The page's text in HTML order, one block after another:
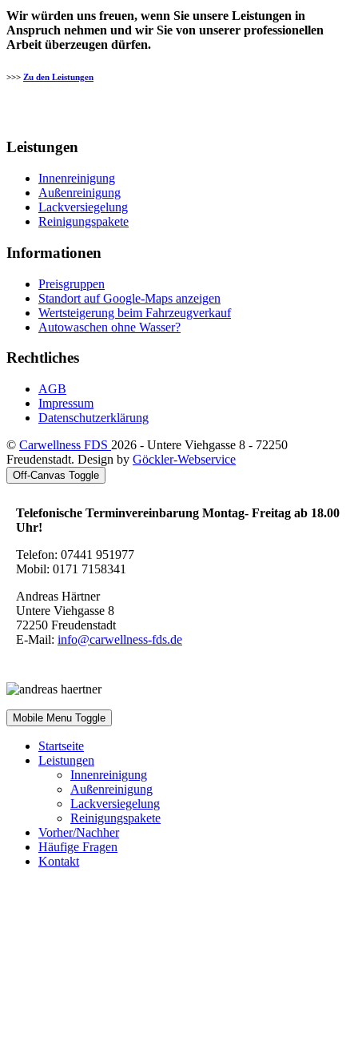
Wir würden uns freuen, wenn Sie unsere Leistungen in
Anspruch nehmen und wir Sie von unserer professionellen
Arbeit überzeugen dürfen.
>>> Zu den Leistungen
Leistungen
Innenreinigung
Außenreinigung
Lackversiegelung
Reinigungspakete
Informationen
Preisgruppen
Standort auf Google-Maps anzeigen
Wertsteigerung beim Fahrzeugverkauf
Autowaschen ohne Wasser?
Rechtliches
AGB
Impressum
Datenschutzerklärung
© Carwellness FDS 2026 - Untere Viehgasse 8 - 72250
Freudenstadt. Design by Göckler-Webservice
Off-Canvas Toggle
Telefonische Terminvereinbarung Montag- Freitag ab 18.00
Uhr!
Telefon: 07441 951977
Mobil: 0171 7158341
Andreas Härtner
Untere Viehgasse 8
72250 Freudenstadt
E-Mail: info@carwellness-fds.de
Mobile Menu Toggle
Startseite
Leistungen
Innenreinigung
Außenreinigung
Lackversiegelung
Reinigungspakete
Vorher/Nachher
Häufige Fragen
Kontakt